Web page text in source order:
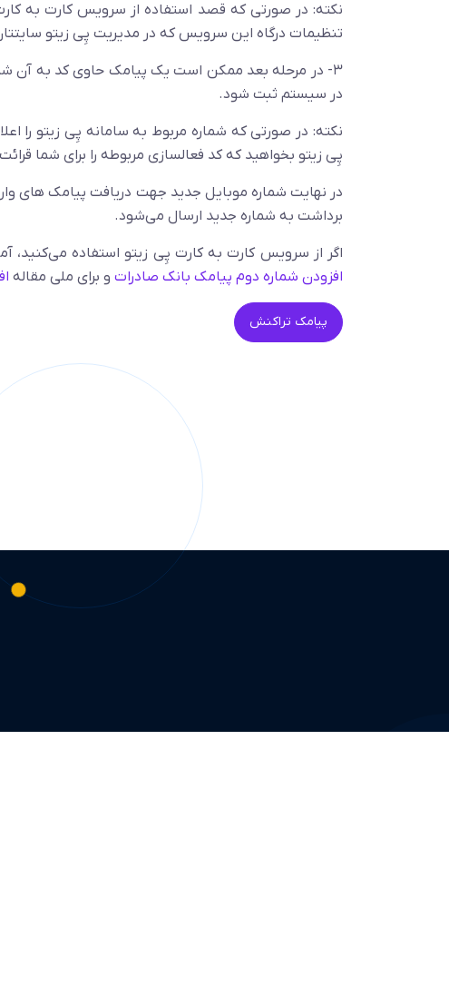
نکته: در صورتی که قصد استفاده از سرویس کارت به
تنظیمات درگاه این سرویس که در مدیریت پِی زیتو سایتتان
۳- در مرحله بعد ممکن است یک پیامک حاوی کد به آن
در سیستم ثبت شود.
پِی زیتو بخواهید که کد فعالسازی مربوطه را برای شما
در نهایت شماره موبایل جدید جهت دریافت پیامک های
برداشت به شماره جدید ارسال می‌شود.
اگر از سرویس کارت به کارت پِی زیتو استفاده می‌کنید،
افزودن شماره دوم پیامک بانک صادرات و برای ملی مقاله
پیامک تراکنش